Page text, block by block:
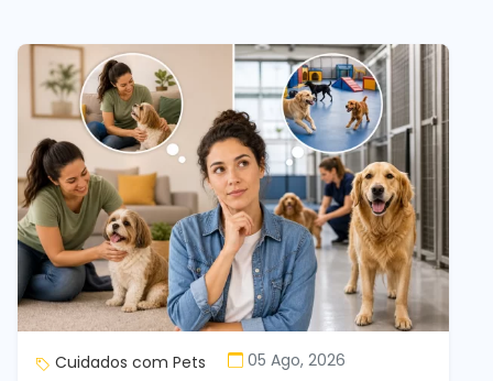
Cuidados com Pets 05 Ago, 2026